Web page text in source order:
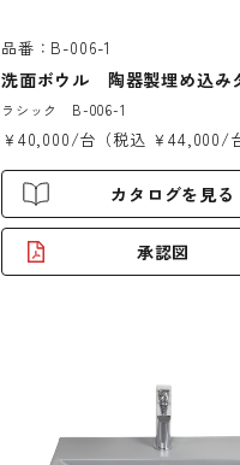
品番：B-006-1
洗面ボウル 陶器製埋め込み
ラシック B-006-1
￥40,000/台（税込 ￥44,000/台
カタログを見る
承認図